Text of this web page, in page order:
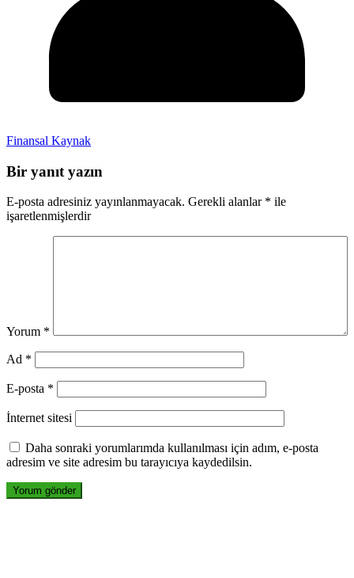
Finansal Kaynak
Bir yanıt yazın
E-posta adresiniz yayınlanmayacak. Gerekli alanlar * ile
işaretlenmişlerdir
Yorum *
Ad *
E-posta *
İnternet sitesi
Daha sonraki yorumlarımda kullanılması için adım, e-posta
adresim ve site adresim bu tarayıcıya kaydedilsin.